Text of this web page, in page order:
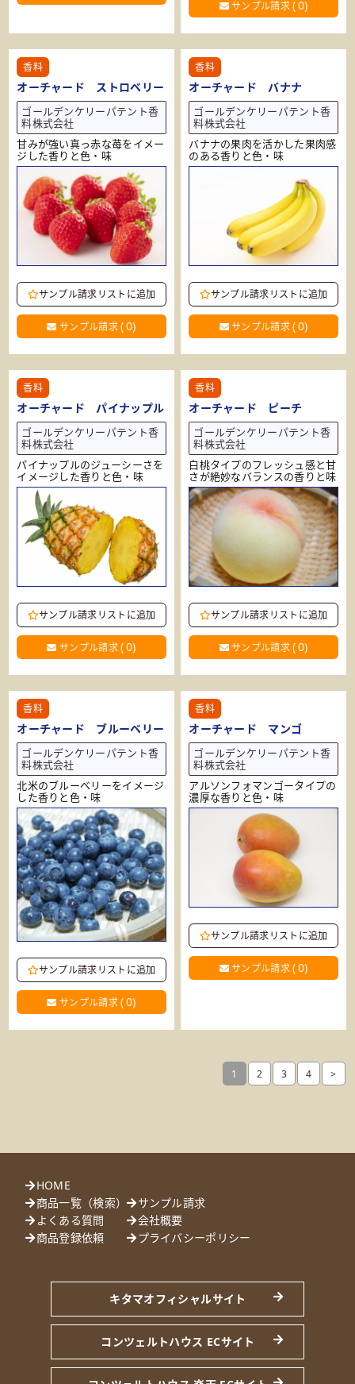
サンプル請求(0)
香料
オーチャード ストロベリー
ゴールデンケリーパテント香
料株式会社
甘みが強い真っ赤な苺をイメー
ジした香りと色・味
サンプル請求リストに追加
サンプル請求(0)
香料
オーチャード バナナ
ゴールデンケリーパテント香
料株式会社
バナナの果肉を活かした果肉感
のある香りと色・味
サンプル請求リストに追加
サンプル請求(0)
香料
オーチャード パイナップル
ゴールデンケリーパテント香
料株式会社
パイナップルのジューシーさを
イメージした香りと色・味
サンプル請求リストに追加
サンプル請求(0)
香料
オーチャード ピーチ
ゴールデンケリーパテント香
料株式会社
白桃タイプのフレッシュ感と甘
さが絶妙なバランスの香りと味
サンプル請求リストに追加
サンプル請求(0)
香料
オーチャード ブルーベリー
ゴールデンケリーパテント香
料株式会社
北米のブルーベリーをイメージ
した香りと色・味
サンプル請求リストに追加
サンプル請求(0)
香料
オーチャード マンゴ
ゴールデンケリーパテント香
料株式会社
アルソンフォマンゴータイプの
濃厚な香りと色・味
サンプル請求リストに追加
サンプル請求(0)
1 2 3 4 >
HOME
商品一覧（検索）
よくある質問
商品登録依頼
サンプル請求
会社概要
プライバシーポリシー
キタマオフィシャルサイト
コンツェルトハウス ECサイト